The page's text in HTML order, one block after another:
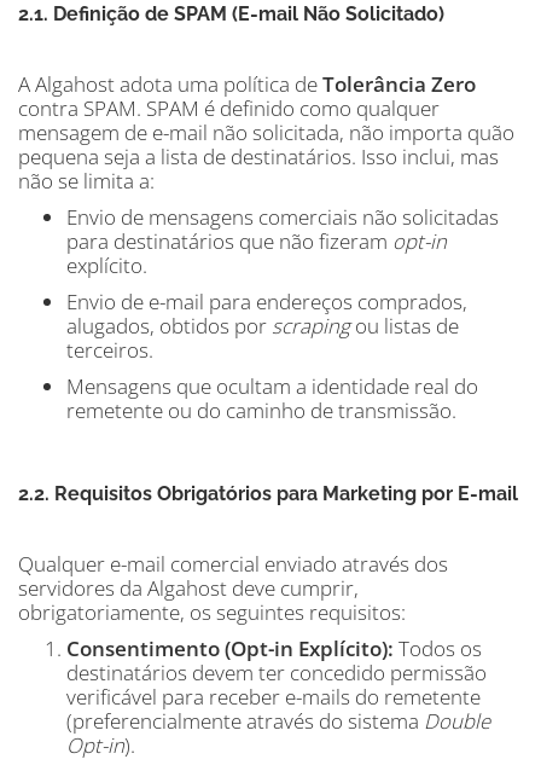
2.1. Definição de SPAM (E-mail Não Solicitado)
A Algahost adota uma política deTolerância Zero
contra SPAM. SPAM é definido como qualquer
mensagem de e-mail não solicitada, não importa quão
pequena seja a lista de destinatários. Isso inclui, mas
não se limita a:
Envio de mensagens comerciais não solicitadas
para destinatários que não fizeram opt-in
explícito.
Envio de e-mail para endereços comprados,
alugados, obtidos por scrapingou listas de
terceiros.
Mensagens que ocultam a identidade real do
remetente ou do caminho de transmissão.
2.2. Requisitos Obrigatórios para Marketing por E-mail
Qualquer e-mail comercial enviado através dos
servidores da Algahost deve cumprir,
obrigatoriamente, os seguintes requisitos:
Consentimento (Opt-in Explícito): Todos os
destinatários devem ter concedido permissão
verificável para receber e-mails do remetente
(preferencialmente através do sistema Double
Opt-in).